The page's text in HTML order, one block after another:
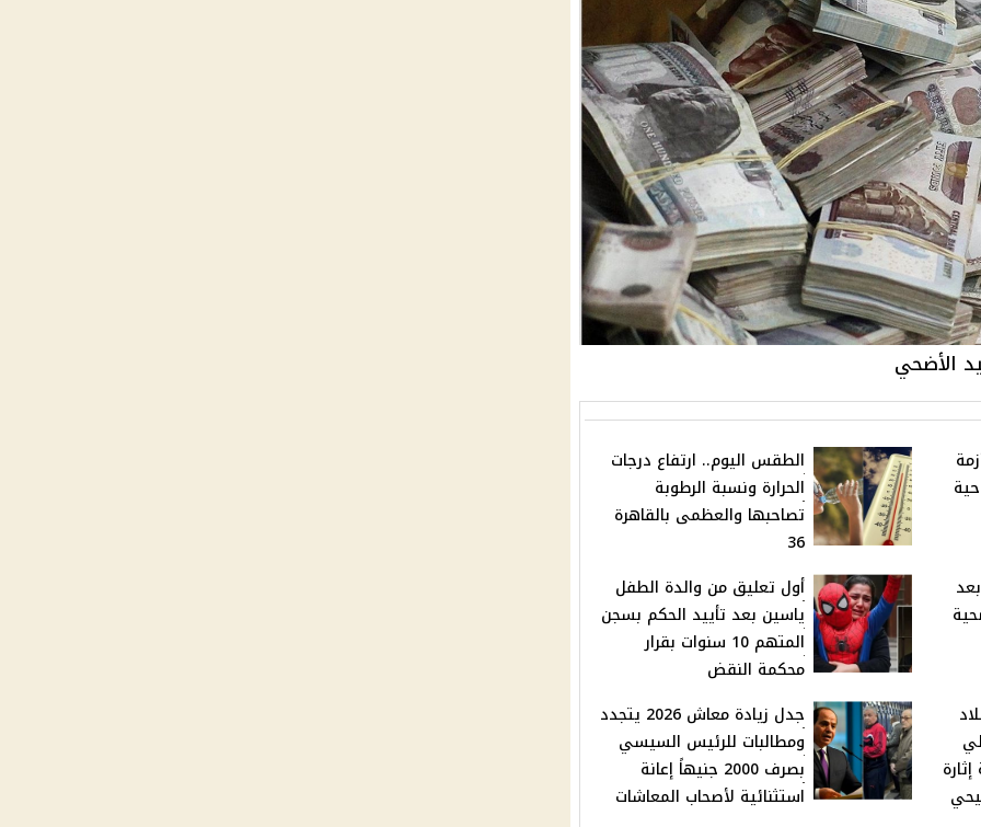
الأضحي
الطقس اليوم.. ارتفاع درجات
الحرارة ونسبة الرطوبة
تصاحبها والعظمى بالقاهرة
36
أول تعليق من والدة الطفل
ياسين بعد تأييد الحكم بسجن
المتهم 10 سنوات بقرار
محكمة النقض
جدل زيادة معاش 2026 يتجدد
ومطالبات للرئيس السيسي
بصرف 2000 جنيهاً إعانة
استثنائية لأصحاب المعاشات